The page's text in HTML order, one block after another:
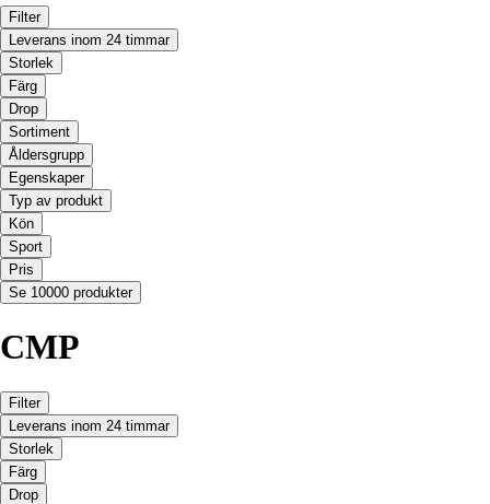
Filter
Leverans inom 24 timmar
Storlek
Färg
Drop
Sortiment
Åldersgrupp
Egenskaper
Typ av produkt
Kön
Sport
Pris
Se 10000 produkter
CMP
Filter
Leverans inom 24 timmar
Storlek
Färg
Drop